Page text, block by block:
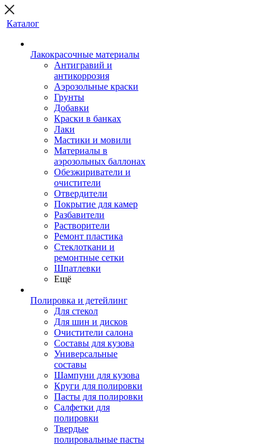
Каталог
Лакокрасочные материалы
Антигравий и
антикоррозия
Аэрозольные краски
Грунты
Добавки
Краски в банках
Лаки
Мастики и мовили
Материалы в
аэрозольных баллонах
Обезжириватели и
очистители
Отвердители
Покрытие для камер
Разбавители
Растворители
Ремонт пластика
Стеклоткани и
ремонтные сетки
Шпатлевки
Ещё
Полировка и детейлинг
Для стекол
Для шин и дисков
Очистители салона
Составы для кузова
Универсальные
составы
Шампуни для кузова
Круги для полировки
Пасты для полировки
Салфетки для
полировки
Твердые
полировальные пасты